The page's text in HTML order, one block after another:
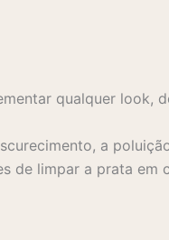
qualquer look,
a
de limpar a prata em